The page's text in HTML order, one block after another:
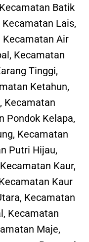
Batik
Lais,
Kecamatan Air
Kecamatan
Tinggi,
Ketahun,
Kecamatan
Pondok Kelapa,
Kecamatan
Putri Hijau,
Kaur,
Kaur
Kecamatan
Kecamatan
Maje,